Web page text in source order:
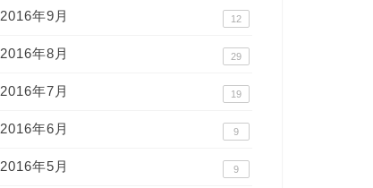
2016年9月 12
2016年8月 29
2016年7月 19
2016年6月 9
2016年5月 9